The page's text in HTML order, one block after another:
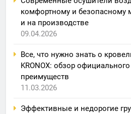
комфортному и безопасному
и на производстве
09.04.2026
Все, что нужно знать о
KRONOX: обзор
преимуществ
11.03.2026
Эффективные и недорогие